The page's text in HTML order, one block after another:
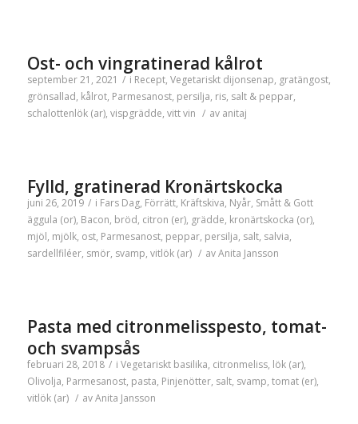
Ost- och vingratinerad kålrot
september 21, 2021 / i Recept, Vegetariskt dijonsenap, gratängost,
grönsallad, kålrot, Parmesanost, persilja, ris, salt & peppar,
schalottenlök (ar), vispgrädde, vitt vin / av anitaj
Fylld, gratinerad Kronärtskocka
juni 26, 2019 / i Fars Dag, Förrätt, Kräftskiva, Nyår, Smått & Gott
äggula (or), Bacon, bröd, citron (er), grädde, kronärtskocka (or),
mjöl, mjölk, ost, Parmesanost, peppar, persilja, salt, salvia,
sardellfiléer, smör, svamp, vitlök (ar) / avAnita Jansson
Pasta med citronmelisspesto, tomat-
och svampsås
februari 28, 2018 / i Vegetariskt basilika, citronmeliss, lök (ar),
Olivolja, Parmesanost, pasta, Pinjenötter, salt, svamp, tomat (er),
vitlök (ar) / avAnita Jansson